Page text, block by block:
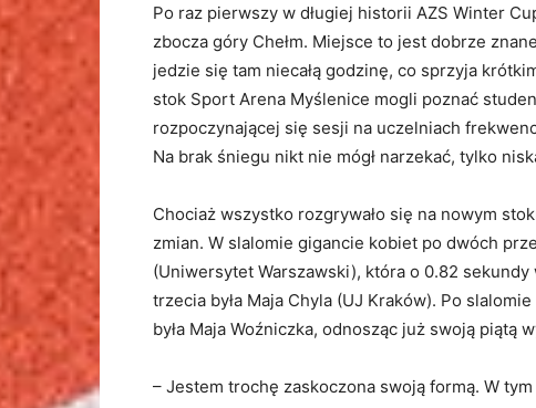
Po raz pierwszy w długiej historii AZS Winter
zbocza góry Chełm. Miejsce to jest dobrze
jedzie się tam niecałą godzinę, co sprzyja
stok Sport Arena Myślenice mogli poznać
rozpoczynającej się sesji na uczelniach
Na brak śniegu nikt nie mógł narzekać, tylko
Chociaż wszystko rozgrywało się na nowym
zmian. W slalomie gigancie kobiet po dwóch
(Uniwersytet Warszawski), która o 0.82
trzecia była Maja Chyla (UJ Kraków). Po
była Maja Woźniczka, odnosząc już swoją piątą
– Jestem trochę zaskoczona swoją formą. W